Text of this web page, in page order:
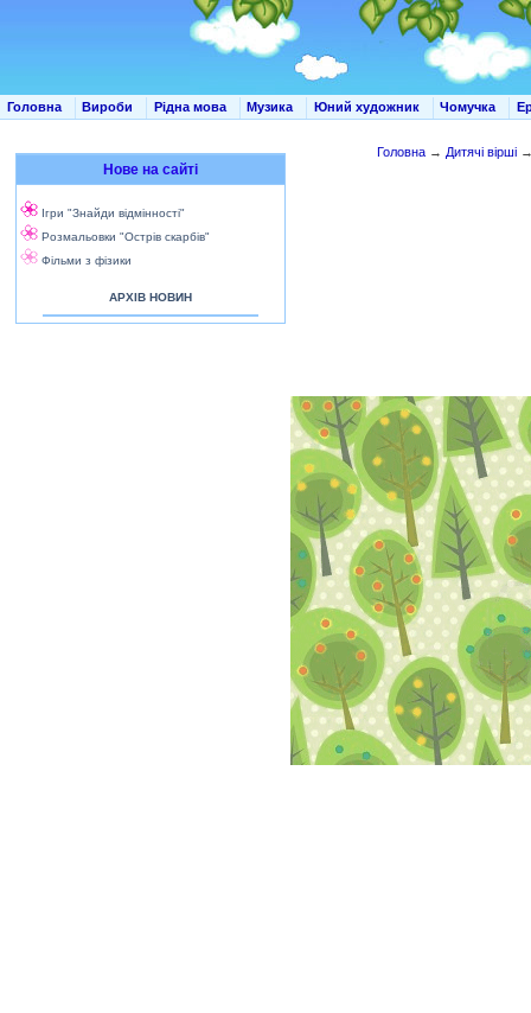
Головна Вироби Рідна мова Музика Юний художник Чомучка
Нове на сайті
Ігри "Знайди відмінності"
Розмальовки "Острів скарбів"
Фільми з фізики
АРХІВ НОВИН
Головна→ Дитячі вірші